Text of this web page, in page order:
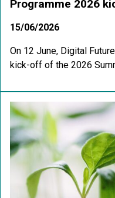
Programme 2026
15/06/2026
On 12 June, Digital
kick-off of the 2026